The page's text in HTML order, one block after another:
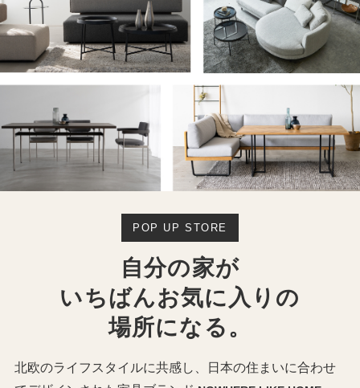
POP UP STORE
自分の家が
いちばんお気に入りの
場所になる。
北欧のライフスタイルに共感し、日本の住まいに合わせ